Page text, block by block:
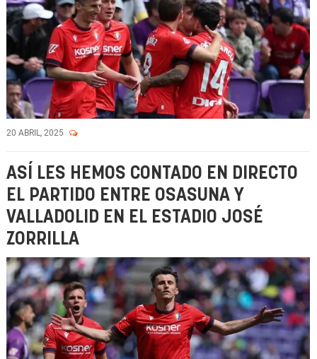
20 ABRIL, 2025
ASÍ LES HEMOS CONTADO EN DIRECTO
EL PARTIDO ENTRE OSASUNA Y
VALLADOLID EN EL ESTADIO JOSÉ
ZORRILLA